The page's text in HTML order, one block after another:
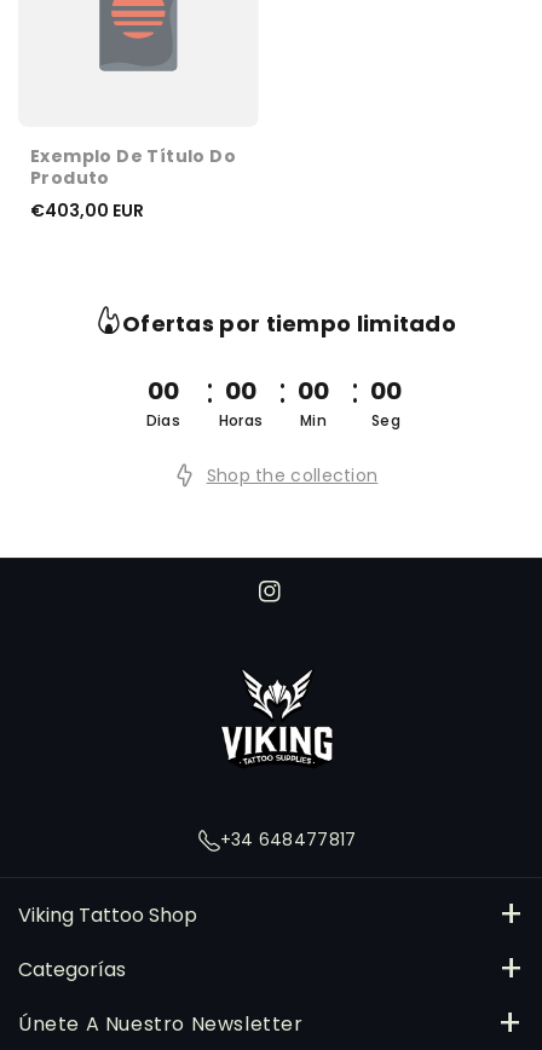
Exemplo De Título Do
Produto
€403,00 EUR
Ofertas por tiempo limitado
00
Dias
00
Horas
00
Min
00
Seg
Shop the collection
I
t
a
a
+34 648477817
Viking Tattoo Shop
C/ Angel Guimera 4, Extramurs, 46008, Valencia
pedidos@vikingtattooshop.com
Categorías
Tintas
Únete A Nuestro Newsletter